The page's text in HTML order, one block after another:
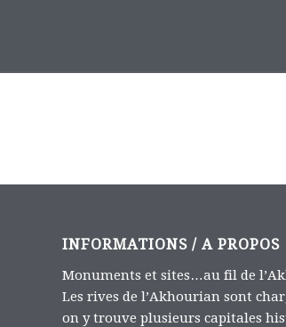
INFORMATIONS / A PROPOS
Monuments et sites…au fil de
Les rives de l’Akhourian sont
on y trouve plusieurs capitales